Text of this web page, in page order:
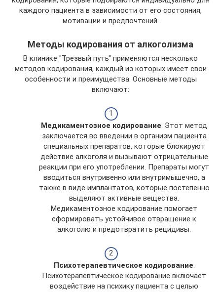
каждого пациента в зависимости от его состояния,
мотивации и предпочтений.
Методы кодирования от алкоголизма
В клинике "Трезвый путь" применяются несколько
методов кодирования, каждый из которых имеет свои
особенности и преимущества. Основные методы
включают:
Медикаментозное кодирование. Этот метод
заключается во введении в организм пациента
специальных препаратов, которые блокируют
действие алкоголя и вызывают отрицательные
реакции при его употреблении. Препараты могут
вводиться внутривенно или внутримышечно, а
также в виде имплантатов, которые постепенно
выделяют активные вещества.
Медикаментозное кодирование помогает
сформировать устойчивое отвращение к
алкоголю и предотвратить рецидивы.
Психотерапевтическое кодирование.
Психотерапевтическое кодирование включает
воздействие на психику пациента с целью